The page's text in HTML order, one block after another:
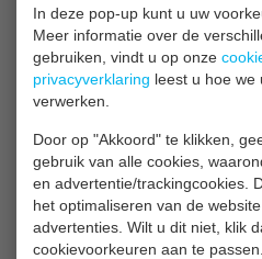
In deze pop-up kunt u uw
Meer informatie over de
gebruiken, vindt u op onze
privacyverklaring leest u hoe we
verwerken.
Door op "Akkoord" te klikken,
gebruik van alle cookies,
en advertentie/trackingcookies.
het optimaliseren van de
advertenties. Wilt u dit niet, klik
cookievoorkeuren aan te passen.
Canadian Greenhouse
16 October 2018
Het toppunt van technologie
EMS aanwezig op de
07 September 2018
EMS op de PMA 2018